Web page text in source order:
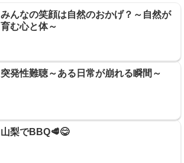
みんなの笑顔は自然のおかげ？～自然が
育む心と体～
突発性難聴～ある日常が崩れる瞬間～
山梨でBBQ🥩😋